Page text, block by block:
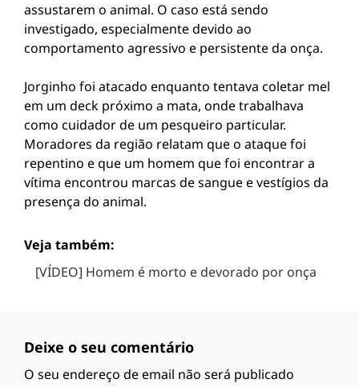
assustarem o animal. O caso está sendo
investigado, especialmente devido ao
comportamento agressivo e persistente da onça.
Jorginho foi atacado enquanto tentava coletar mel
em um deck próximo a mata, onde trabalhava
como cuidador de um pesqueiro particular.
Moradores da região relatam que o ataque foi
repentino e que um homem que foi encontrar a
vítima encontrou marcas de sangue e vestígios da
presença do animal.
Veja também:
[VÍDEO] Homem é morto e devorado por onça
Deixe o seu comentário
O seu endereço de email não será publicado